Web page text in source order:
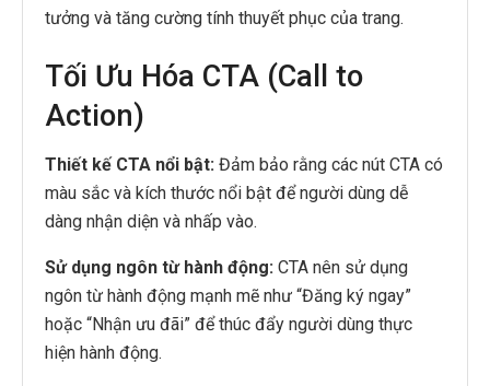
tưởng và tăng cường tính thuyết phục của trang.
Tối Ưu Hóa CTA (Call to
Action)
Thiết kế CTA nổi bật: Đảm bảo rằng các nút CTA có
màu sắc và kích thước nổi bật để người dùng dễ
dàng nhận diện và nhấp vào.
Sử dụng ngôn từ hành động: CTA nên sử dụng
ngôn từ hành động mạnh mẽ như “Đăng ký ngay”
hoặc “Nhận ưu đãi” để thúc đẩy người dùng thực
hiện hành động.